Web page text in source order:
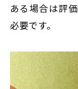
ある場合は評
必要です。